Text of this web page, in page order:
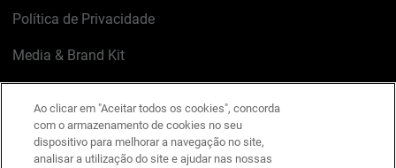
Política de Privacidade
Media & Brand Kit
LinkedIn
X FacebookInstagram
YouTube
Ao clicar em "Aceitar todos os cookies", concorda
com o armazenamento de cookies no seu
dispositivo para melhorar a navegação no site,
analisar a utilização do site e ajudar nas nossas